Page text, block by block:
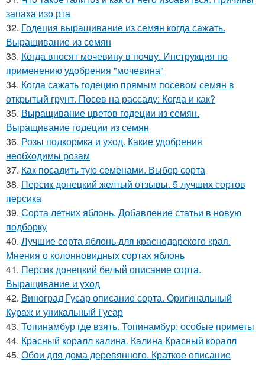
запаха изо рта
32. Годеция выращивание из семян когда сажать.
Выращивание из семян
33. Когда вносят мочевину в почву. Инструкция по
применению удобрения "мочевина"
34. Когда сажать годецию прямым посевом семян в
открытый грунт. Посев на рассаду: Когда и как?
35. Выращивание цветов годеции из семян.
Выращивание годеции из семян
36. Розы подкормка и уход. Какие удобрения
необходимы розам
37. Как посадить тую семенами. Выбор сорта
38. Персик донецкий желтый отзывы. 5 лучших сортов
персика
39. Сорта летних яблонь. Добавление статьи в новую
подборку
40. Лучшие сорта яблонь для краснодарского края.
Мнения о колонновидных сортах яблонь
41. Персик донецкий белый описание сорта.
Выращивание и уход
42. Виноград Гусар описание сорта. Оригинальный
Кураж и уникальный Гусар
43. Топинамбур где взять. Топинамбур: особые приметы
44. Красный коралл калина. Калина Красный коралл
45. Обои для дома деревянного. Краткое описание